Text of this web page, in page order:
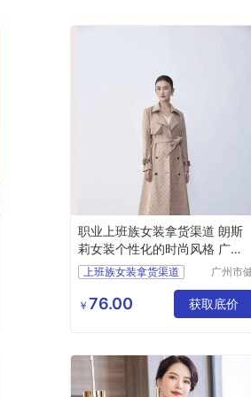
职业上班族女装拿货渠道 朗斯
莉女装个性化的时尚风格 广州
服装市场
上班族女装拿货渠道
女装个性化的时尚风格
广州服装市场
广州市
限公司
￥ 76.00 获取底价